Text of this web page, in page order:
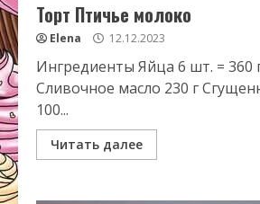
Торт Птичье молоко
Elena 12.12.2023
Ингредиенты Яйца 6 шт. = 360
Сливочное масло 230 г
100...
Читать далее